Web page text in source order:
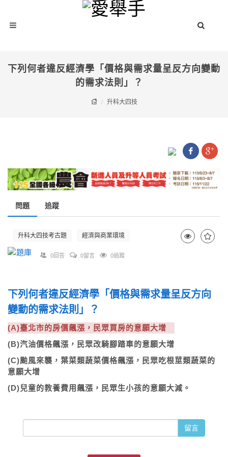
下列何者違反經濟學「價格與需求量呈反方向變動
的需求法則」？
升科大四技
問題 追蹤
升科大四技考古題 經濟與商業環境
0回答 0留言 0追蹤
下列何者違反經濟學「價格與需求量呈反方向
變動的需求法則」？
(A)臺北市的房價飆漲，民眾買房的意願大增
(B)汽油價格飆漲，民眾改騎腳踏車的意願大增
(C)颱風來襲，葉菜類蔬菜價格飆漲，民眾吃根莖類蔬菜的
意願大增
(D)兒童的教養費用飆漲，民眾生小孩的意願大減。
留言